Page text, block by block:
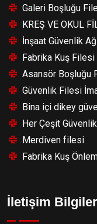
Galeri Boşluğu
KREŞ VE OKUL
İnşaat Güvenlik
Fabrika Kuş Filesi
Asansör Boşluğu
Güvenlik Filesi
Bina içi dikey
Her Çeşit
Merdiven filesi
Fabrika Kuş
İletişim